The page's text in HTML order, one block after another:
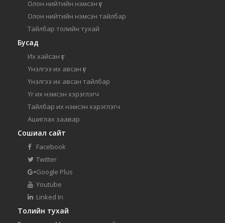
Олон нийтийн нэмсэн үг
Олон нийтийн нэмсэн тайлбар
Тайлбар толийн тухай
Бусад
Их хайсан үг
Үнэлгээ их авсан үг
Үнэлгээ их авсан тайлбар
Үг их нэмсэн хэрэглэгч
Тайлбар их нэмсэн хэрэглэгч
Ашиглах заавар
Сошиал сайт
Facebook
Twitter
Google Plus
Youtube
Linked In
Толийн тухай